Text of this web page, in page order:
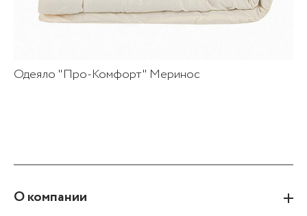
Одеяло "Про-Комфорт" Меринос
О компании